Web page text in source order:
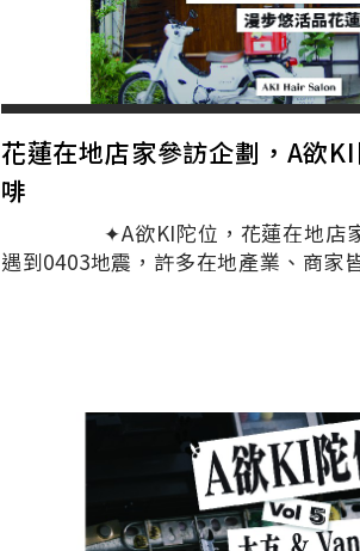
花蓮在地店家參訪企劃，A欲
啡
✦A欲KI陀位，花蓮在地店家參
遇到0403地震，許多在地產業、商家